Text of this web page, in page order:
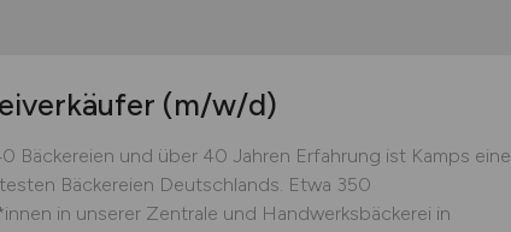
(m/w/d)
Bäckereien und über 40 Jahren Erfahrung ist Kamps eine
Bäckereien Deutschlands. Etwa 350
in unserer Zentrale und Handwerksbäckerei in